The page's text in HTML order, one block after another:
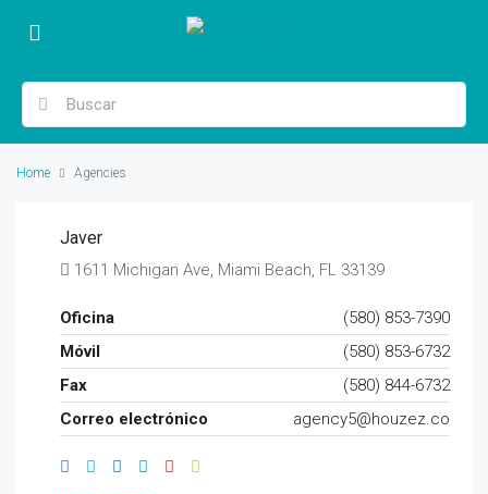
Home Agencies
Javer
1611 Michigan Ave, Miami Beach, FL 33139
Oficina
(580) 853-7390
Móvil
(580) 853-6732
Fax
(580) 844-6732
Correo electrónico
agency5@houzez.co